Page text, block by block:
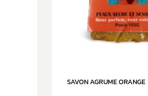
SAVON AGRUME ORANGE